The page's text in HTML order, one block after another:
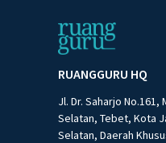
RUANGGURU HQ
Jl. Dr. Saharjo No.161,
Selatan, Tebet, Kota
Selatan, Daerah